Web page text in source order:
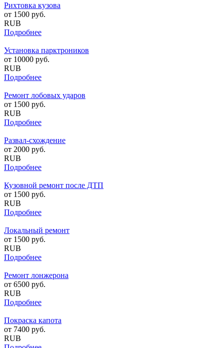
Рихтовка кузова
от 1500 руб.
RUB
Подробнее
Установка парктроников
от 10000 руб.
RUB
Подробнее
Ремонт лобовых ударов
от 1500 руб.
RUB
Подробнее
Развал-схождение
от 2000 руб.
RUB
Подробнее
Кузовной ремонт после ДТП
от 1500 руб.
RUB
Подробнее
Локальный ремонт
от 1500 руб.
RUB
Подробнее
Ремонт лонжерона
от 6500 руб.
RUB
Подробнее
Покраска капота
от 7400 руб.
RUB